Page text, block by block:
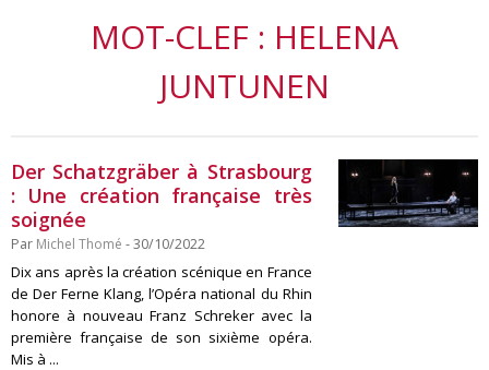
MOT-CLEF : HELENA
JUNTUNEN
Der Schatzgräber à Strasbourg
: Une création française très
soignée
Par Michel Thomé - 30/10/2022
Dix ans après la création scénique en France
de Der Ferne Klang, l’Opéra national du Rhin
honore à nouveau Franz Schreker avec la
première française de son sixième opéra.
Mis à ...